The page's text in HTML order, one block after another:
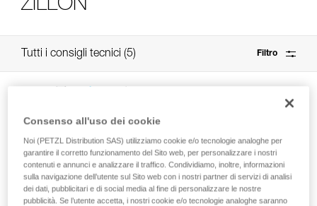
ZILLON
Tutti i consigli tecnici 5 Filtro
Utilizzo del cordino ZILLON singolo
Consenso all'uso dei cookie
Noi (PETZL Distribution SAS) utilizziamo cookie e/o tecnologie analoghe per
garantire il corretto funzionamento del Sito web, per personalizzare i nostri
contenuti e annunci e analizzare il traffico. Condividiamo, inoltre, informazioni
sulla navigazione dell’utente sul Sito web con i nostri partner di servizi di analisi
dei dati, pubblicitari e di social media al fine di personalizzare le nostre
pubblicità. Se l’utente accetta, i nostri cookie e/o tecnologie analoghe saranno